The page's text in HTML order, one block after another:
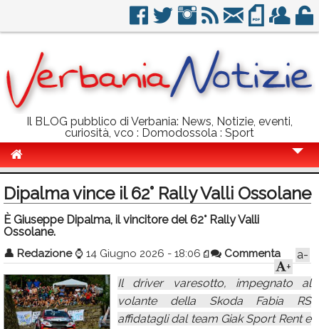
Il BLOG pubblico di Verbania: News, Notizie, eventi,
curiosità, vco : Domodossola : Sport
Politica
Sport
Eventi
Info Utili
Rubriche
Dipalma vince il 62° Rally Valli Ossolane
È Giuseppe Dipalma, il vincitore del 62° Rally Valli
Ossolane.
👤 Redazione ⌚ 14 Giugno 2026 - 18:06 Commenta
a-
+
Il driver varesotto, impegnato al
volante della Skoda Fabia RS
affidatagli dal team Giak Sport Rent e